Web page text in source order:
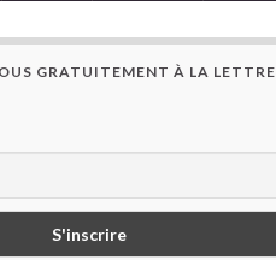
GRATUITEMENT À LA LETTRE